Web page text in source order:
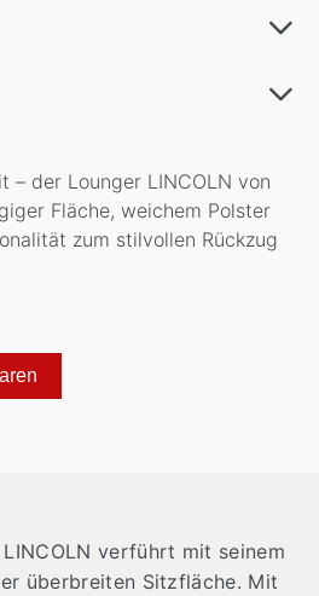
– der Lounger LINCOLN von
Fläche, weichem Polster
zum stilvollen Rückzug
verführt mit seinem
überbreiten Sitzfläche. Mit